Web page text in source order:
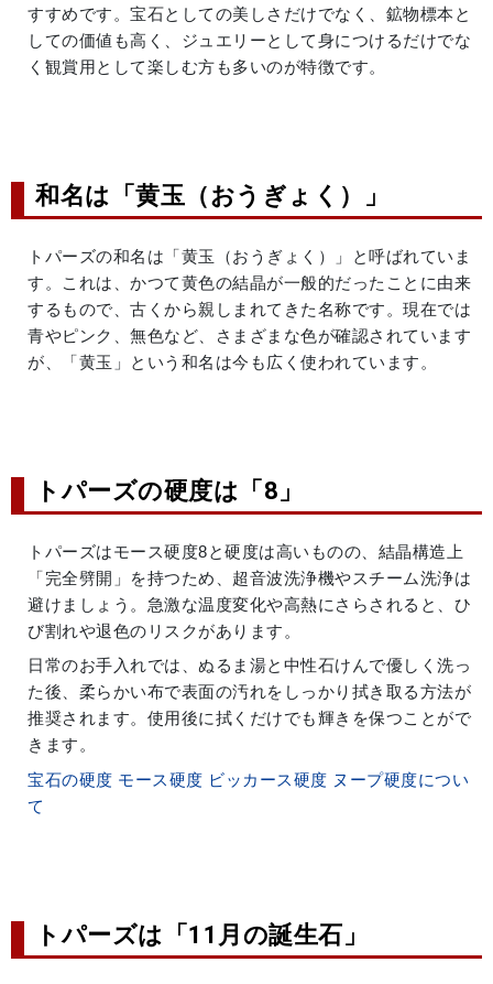
すすめです。宝石としての美しさだけでなく、鉱物標本と
しての価値も高く、ジュエリーとして身につけるだけでな
く観賞用として楽しむ方も多いのが特徴です。
和名は「黄玉（おうぎょく）」
トパーズの和名は「黄玉（おうぎょく）」と呼ばれていま
す。これは、かつて黄色の結晶が一般的だったことに由来
するもので、古くから親しまれてきた名称です。現在では
青やピンク、無色など、さまざまな色が確認されています
が、「黄玉」という和名は今も広く使われています。
トパーズの硬度は「8」
トパーズはモース硬度8と硬度は高いものの、結晶構造上
「完全劈開」を持つため、超音波洗浄機やスチーム洗浄は
避けましょう。急激な温度変化や高熱にさらされると、ひ
び割れや退色のリスクがあります。
日常のお手入れでは、ぬるま湯と中性石けんで優しく洗っ
た後、柔らかい布で表面の汚れをしっかり拭き取る方法が
推奨されます。使用後に拭くだけでも輝きを保つことがで
きます。
宝石の硬度 モース硬度 ビッカース硬度 ヌープ硬度につい
て
トパーズは「11月の誕生石」